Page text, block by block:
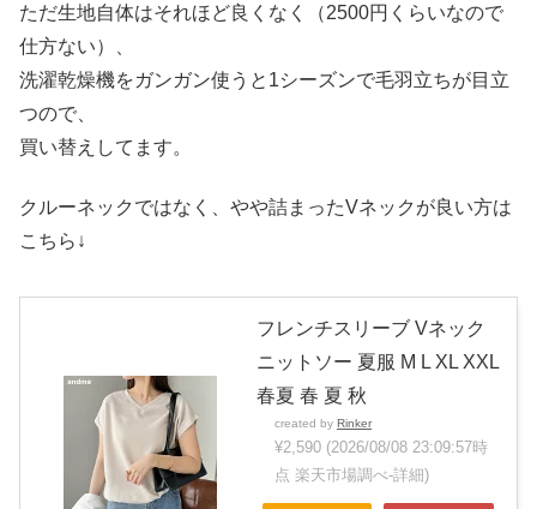
ただ生地自体はそれほど良くなく（2500円くらいなので
仕方ない）、
洗濯乾燥機をガンガン使うと1シーズンで毛羽立ちが目立
つので、
買い替えしてます。
クルーネックではなく、やや詰まったVネックが良い方は
こちら↓
フレンチスリーブ Vネック
ニットソー 夏服 M L XL XXL
春夏 春 夏 秋
created by Rinker
¥2,590 (2026/08/08 23:09:57時
点 楽天市場調べ-詳細)